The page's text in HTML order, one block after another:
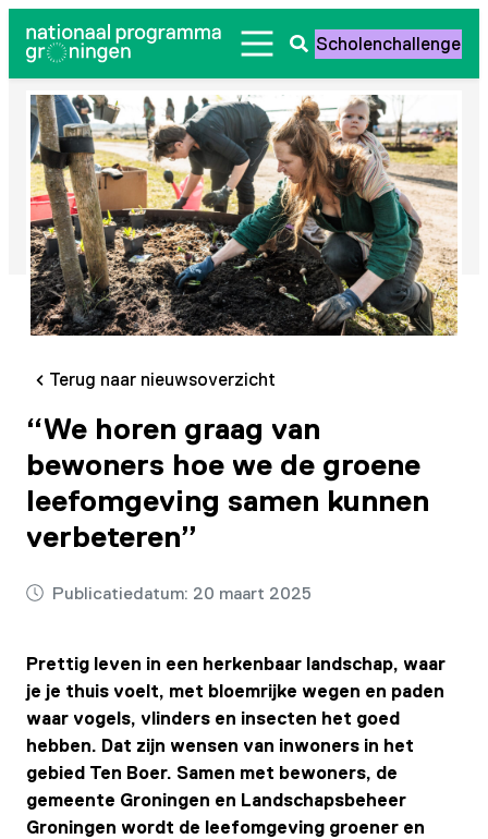
naar
de
inhoud
Zoeken
openen
Scholenchallenge
Terug naar nieuwsoverzicht
“We horen graag van
bewoners hoe we de groene
leefomgeving samen kunnen
verbeteren”
Publicatiedatum: 20 maart 2025
Prettig leven in een herkenbaar landschap, waar
je je thuis voelt, met bloemrijke wegen en paden
waar vogels, vlinders en insecten het goed
hebben. Dat zijn wensen van inwoners in het
gebied Ten Boer. Samen met bewoners, de
gemeente Groningen en Landschapsbeheer
Groningen wordt de leefomgeving groener en